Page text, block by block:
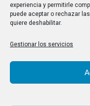
experiencia y permitirle
puede aceptar o rechazar
quiere deshabilitar.
Gestionar los servicios
Buscar
Buscar:
Aviso Legal|Política